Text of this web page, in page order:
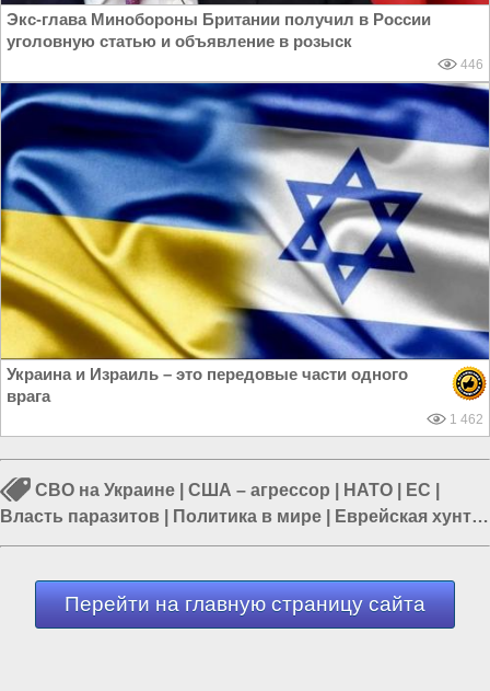
Экс-глава Минобороны Британии получил в России
уголовную статью и объявление в розыск
446
Украина и Израиль – это передовые части одного
врага
1 462
СВО на Украине США – агрессор НАТО ЕС
Власть паразитов
Политика в мире
Еврейская хунта
Украины
Перейти на главную страницу сайта